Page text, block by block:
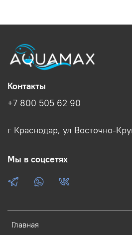
Главная
Контакты
+7 800 505 62 90
г Краснодар, ул Восточно-
Мы в соцсетях